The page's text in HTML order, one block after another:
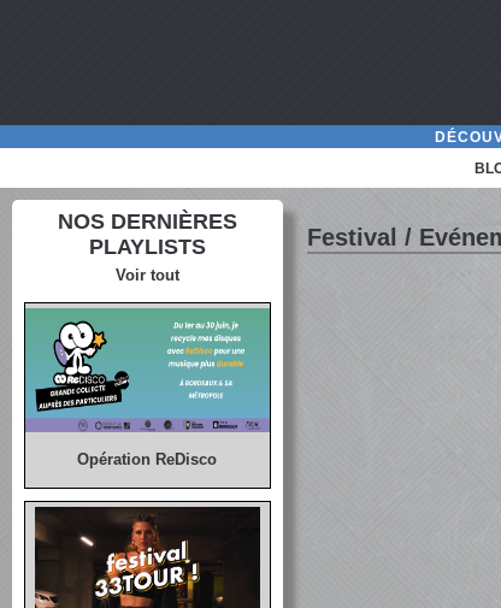
NOS DERNIÈRES
PLAYLISTS
Voir tout
Opération ReDisco
Festival /